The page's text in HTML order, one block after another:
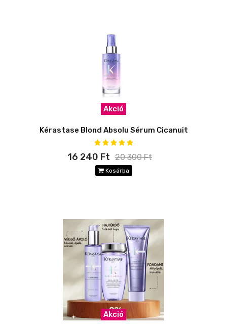
Akció
Kérastase Blond Absolu Sérum Cicanuit
16 240 Ft 20 300 Ft
Kosárba
Akció